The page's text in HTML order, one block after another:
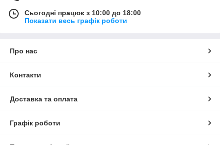
Сьогодні працює з 10:00 до 18:00
Показати весь графік роботи
Про нас
Контакти
Доставка та оплата
Графік роботи